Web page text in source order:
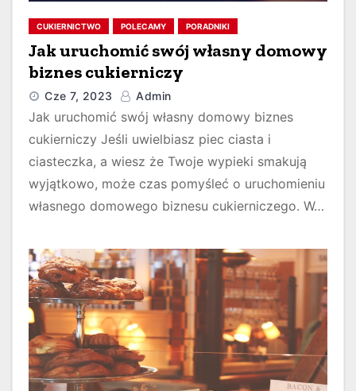
CUKIERNICTWO POLECAMY PORADNIKI
Jak uruchomić swój własny domowy
biznes cukierniczy
Cze 7, 2023 Admin
Jak uruchomić swój własny domowy biznes
cukierniczy Jeśli uwielbiasz piec ciasta i
ciasteczka, a wiesz że Twoje wypieki smakują
wyjątkowo, może czas pomyśleć o uruchomieniu
własnego domowego biznesu cukierniczego. W…